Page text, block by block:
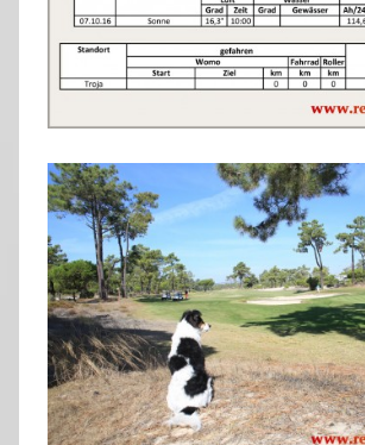
M
a
r
k
s